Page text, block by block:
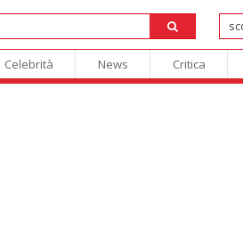
Celebrità News Critica